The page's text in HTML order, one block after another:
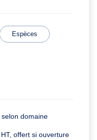
Espèces
selon domaine
offert si ouverture